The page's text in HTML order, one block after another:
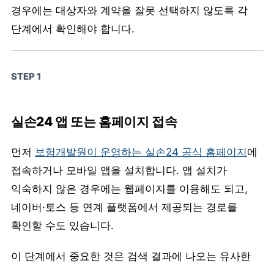
경우에는 대상자와 계약을 잘못 선택하지 않도록 각
단계에서 확인해야 합니다.
STEP 1
실손24 앱 또는 홈페이지 접속
먼저 보험개발원이 운영하는 실손24 공식 홈페이지 에
접속하거나 모바일 앱을 설치합니다. 앱 설치가
익숙하지 않은 경우에는 웹페이지를 이용해도 되고,
네이버·토스 등 연계 플랫폼에서 제공되는 경로를
확인할 수도 있습니다.
이 단계에서 중요한 것은 검색 결과에 나오는 유사한